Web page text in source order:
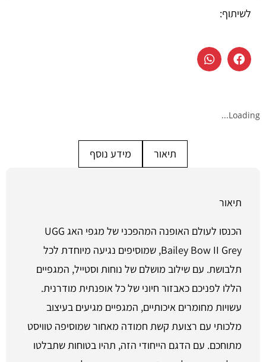
לשיתוף:
Loading...
תיאור מידע נוסף
תיאור
הכנסו לעולם האופנה המהפכני של מגפי האג UGG
Bailey Bow II Grey, שמוסיפים נגיעה מיוחדת לכל
תלבושת. עם שילוב מושלם של נוחות וסטייל, המגפיים
הללו לפניכם כאבזור חיוני של כל אופנתית מודרנית.
עשויות מחומרים איכותיים, המגפיים מגיעים בעיצוב
מלכותי עם רצועת קשת חמודה מאחור שמוסיפה טוויסט
מתוחכם. עם הדגם הייחודי הזה, תהיו בטוחות שתבלטו